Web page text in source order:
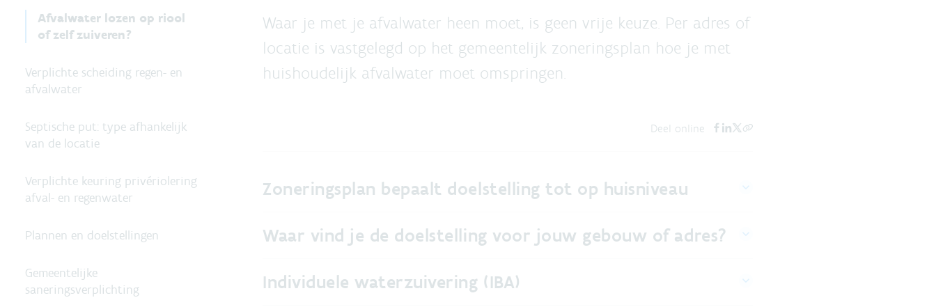
Afvalwater lozen op riool
of zelf zuiveren?
Verplichte scheiding regen- en
afvalwater
Septische put: type afhankelijk
van de locatie
Verplichte keuring privériolering
afval- en regenwater
Plannen en doelstellingen
Gemeentelijke
saneringsverplichting
Waar je met je afvalwater heen moet, is geen vrije keuze. Per adres of
locatie is vastgelegd op het gemeentelijk zoneringsplan hoe je met
huishoudelijk afvalwater moet omspringen.
Deel online
Zoneringsplan bepaalt doelstelling tot op huisniveau
Waar vind je de doelstelling voor jouw gebouw of adres?
Individuele waterzuivering (IBA)